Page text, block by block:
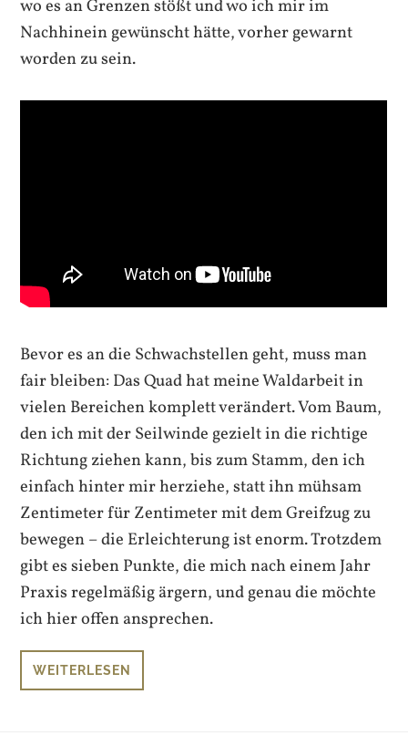
wo es an Grenzen stößt und wo ich mir im
Nachhinein gewünscht hätte, vorher gewarnt
worden zu sein.
Bevor es an die Schwachstellen geht, muss man
fair bleiben: Das Quad hat meine Waldarbeit in
vielen Bereichen komplett verändert. Vom Baum,
den ich mit der Seilwinde gezielt in die richtige
Richtung ziehen kann, bis zum Stamm, den ich
einfach hinter mir herziehe, statt ihn mühsam
Zentimeter für Zentimeter mit dem Greifzug zu
bewegen – die Erleichterung ist enorm. Trotzdem
gibt es sieben Punkte, die mich nach einem Jahr
Praxis regelmäßig ärgern, und genau die möchte
ich hier offen ansprechen.
WEITERLESEN